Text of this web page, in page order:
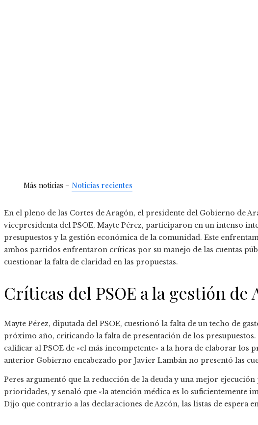
Más noticias – Noticias recientes
En el pleno de las Cortes de Aragón, el presidente del Gobierno de
vicepresidenta del PSOE, Mayte Pérez, participaron en un intenso
presupuestos y la gestión económica de la comunidad. Este
ambos partidos enfrentaron críticas por su manejo de las cuentas
cuestionar la falta de claridad en las propuestas.
Críticas del PSOE a la gestión de
Mayte Pérez, diputada del PSOE, cuestionó la falta de un techo de
próximo año, criticando la falta de presentación de los presupuestos.
calificar al PSOE de «el más incompetente» a la hora de elaborar los
anterior Gobierno encabezado por Javier Lambán no presentó las
Peres argumentó que la reducción de la deuda y una mejor
prioridades, y señaló que «la atención médica es lo suficientemente
Dijo que contrario a las declaraciones de Azcón, las listas de espera